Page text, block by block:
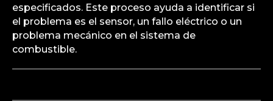
especificados. Este proceso ayuda a identificar si
el problema es el sensor, un fallo eléctrico o un
problema mecánico en el sistema de
combustible.